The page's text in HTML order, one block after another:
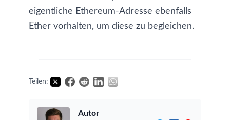
eigentliche Ethereum-Adresse ebenfalls
Ether vorhalten, um diese zu begleichen.
Teilen:
Autor